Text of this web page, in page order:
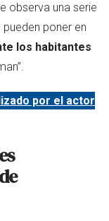
observa una serie
poner en
los habitantes
por el actor